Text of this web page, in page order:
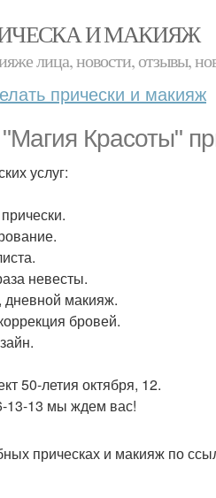
И МАКИЯЖ
лица, новости, отзывы,
прически и макияж
Красоты"
услуг:
невесты.
макияж.
бровей.
50-летия октября, 12.
13-13 мы ждем вас!
прическах и макияж по